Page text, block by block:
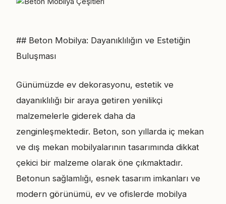
## Beton Mobilya: Dayanıklılığın ve Estetiğin
Buluşması
Günümüzde ev dekorasyonu, estetik ve
dayanıklılığı bir araya getiren yenilikçi
malzemelerle giderek daha da
zenginleşmektedir. Beton, son yıllarda iç mekan
ve dış mekan mobilyalarının tasarımında dikkat
çekici bir malzeme olarak öne çıkmaktadır.
Betonun sağlamlığı, esnek tasarım imkanları ve
modern görünümü, ev ve ofislerde mobilya